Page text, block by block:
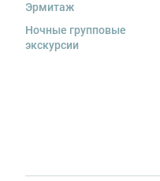
Эрмитаж
Ночные групповые
экскурсии